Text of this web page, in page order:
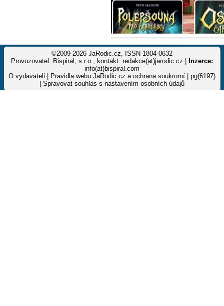
©2009-2026 JaRodic.cz, ISSN 1804-0632
Provozovatel: Bispiral, s.r.o., kontakt: redakce(at)jarodic.cz |
Inzerce:
info(at)bispiral.com
O vydavateli
Pravidla webu JaRodic.cz a ochrana soukromí | pg(6197)
Spravovat souhlas s nastavením osobních údajů